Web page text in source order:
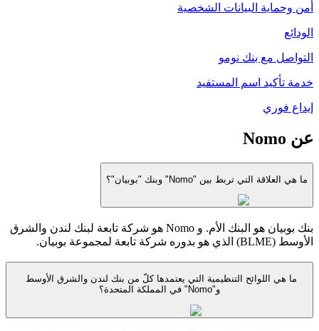
أمن وحماية البيانات الشخصية
الودائع
التواصل مع بنك نومو
خدمة تأكيد اسم المستفيد
إيداع فوري
عن Nomo
ما هي العلاقة التي تربط بين "Nomo" وبنك "بوبيان"؟
بنك بوبيان هو البنك الأم. و Nomo هو شركة تابعة لبنك لندن والشرق
الأوسط (BLME) الذي هو بدوره شركة تابعة لمجموعة بوبيان.
ما هي اللوائح التنظيمية التي يعتمدها كلّ من بنك لندن والشرق الأوسط
و"Nomo" في المملكة المتحدة؟